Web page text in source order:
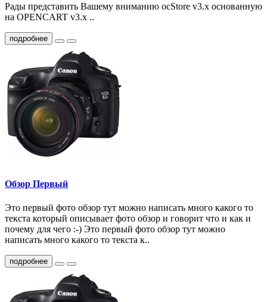
Рады представить Вашему вниманию ocStore v3.x основанную
на OPENCART v3.x ..
подробнее
Обзор Первый
Это первый фото обзор тут можно написать много какого то
текста который описывает фото обзор и говорит что и как и
почему для чего :-) Это первый фото обзор тут можно
написать много какого то текста к..
подробнее